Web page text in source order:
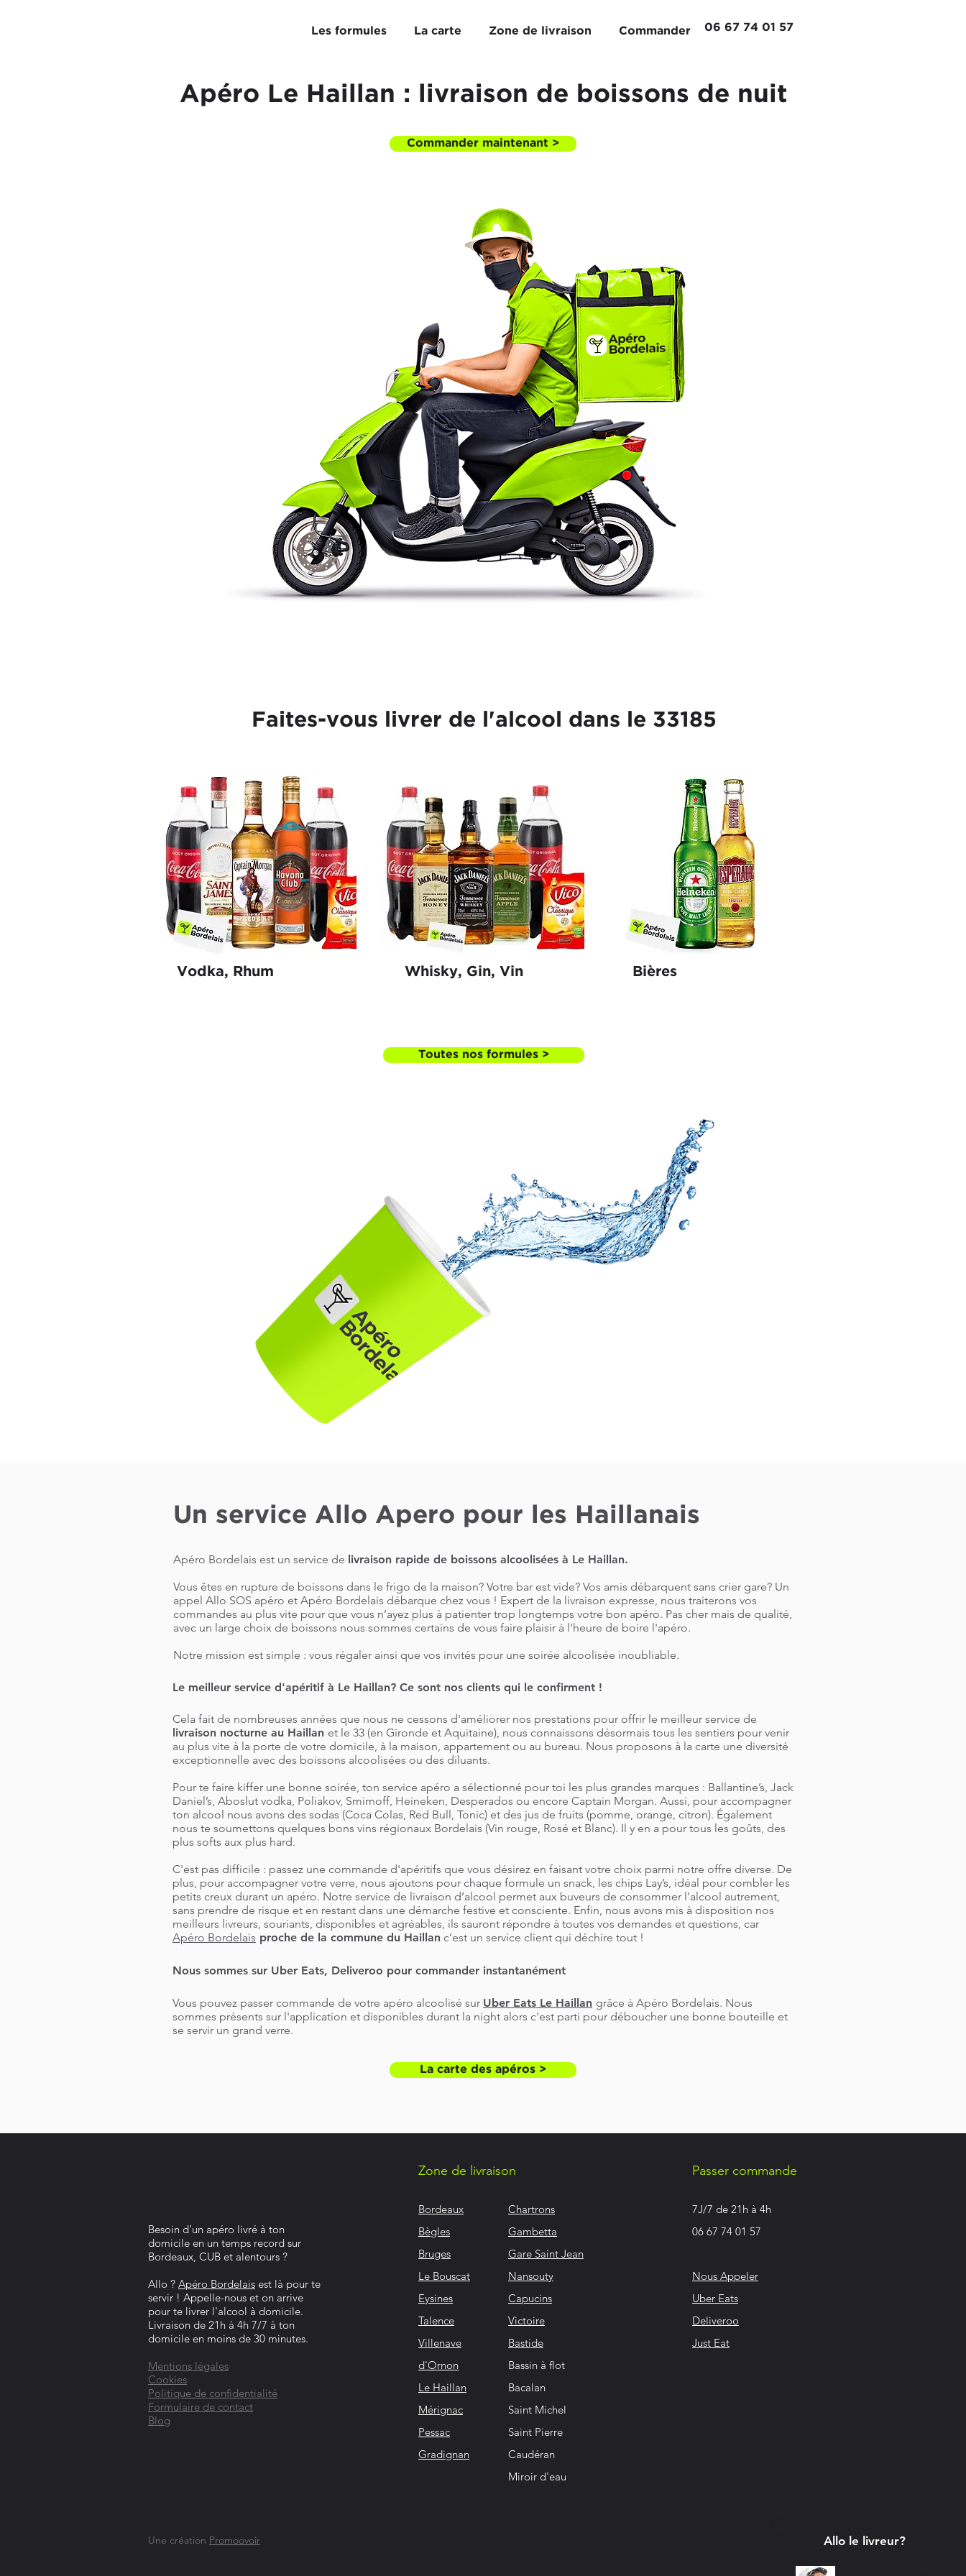
Les formules La carte Zone de livraison Commander 06 67 74 01 57
Apéro Le Haillan : livraison de boissons de nuit
Commander maintenant >
Faites-vous livrer de l'alcool dans le 33185
Vodka, Rhum Whisky, Gin, Vin Bières
Toutes nos formules >
Un service Allo Apero pour les Haillanais
Apéro Bordelais est un service de livraison rapide de boissons alcoolisées à Le Haillan.
Vous êtes en rupture de boissons dans le frigo de la maison? Votre bar est vide? Vos amis débarquent sans crier gare? Un
appel Allo SOS apéro et Apéro Bordelais débarque chez vous ! Expert de la livraison expresse, nous traiterons vos
commandes au plus vite pour que vous n’ayez plus à patienter trop longtemps votre bon apéro. Pas cher mais de qualité,
avec un large choix de boissons nous sommes certains de vous faire plaisir à l'heure de boire l'apéro.
Notre mission est simple : vous régaler ainsi que vos invités pour une soirée alcoolisée inoubliable.
Le meilleur service d'apéritif à Le Haillan? Ce sont nos clients qui le confirment !
Cela fait de nombreuses années que nous ne cessons d'améliorer nos prestations pour offrir le meilleur service de
livraison nocturne au Haillan et le 33 (en Gironde et Aquitaine), nous connaissons désormais tous les sentiers pour venir
au plus vite à la porte de votre domicile, à la maison, appartement ou au bureau. Nous proposons à la carte une diversité
exceptionnelle avec des boissons alcoolisées ou des diluants.
Pour te faire kiffer une bonne soirée, ton service apéro a sélectionné pour toi les plus grandes marques : Ballantine’s, Jack
Daniel’s, Aboslut vodka, Poliakov, Smirnoff, Heineken, Desperados ou encore Captain Morgan. Aussi, pour accompagner
ton alcool nous avons des sodas (Coca Colas, Red Bull, Tonic) et des jus de fruits (pomme, orange, citron). Également
nous te soumettons quelques bons vins régionaux Bordelais (Vin rouge, Rosé et Blanc). Il y en a pour tous les goûts, des
plus softs aux plus hard.
C'est pas difficile : passez une commande d'apéritifs que vous désirez en faisant votre choix parmi notre offre diverse. De
plus, pour accompagner votre verre, nous ajoutons pour chaque formule un snack, les chips Lay’s, idéal pour combler les
petits creux durant un apéro. Notre service de livraison d’alcool permet aux buveurs de consommer l’alcool autrement,
sans prendre de risque et en restant dans une démarche festive et consciente. Enfin, nous avons mis à disposition nos
meilleurs livreurs, souriants, disponibles et agréables, ils sauront répondre à toutes vos demandes et questions, car
Apéro Bordelais proche de la commune du Haillan c’est un service client qui déchire tout !
Nous sommes sur Uber Eats, Deliveroo pour commander instantanément
Vous pouvez passer commande de votre apéro alcoolisé sur Uber Eats Le Haillan grâce à Apéro Bordelais. Nous
sommes présents sur l'application et disponibles durant la night alors c'est parti pour déboucher une bonne bouteille et
se servir un grand verre.
La carte des apéros >
Allo le livreur?
Besoin d’un apéro livré à ton
domicile en un temps record sur
Bordeaux, CUB et alentours ?
Allo ? Apéro Bordelais est là pour te
servir ! Appelle-nous et on arrive
pour te livrer l'alcool à domicile.
Livraison de 21h à 4h 7/7 à ton
domicile en moins de 30 minutes.
Mentions légales
Cookies
Politique de confidentialité
Formulaire de contact
Blog
Zone de livraison
Bordeaux
Bègles
Bruges
Le Bouscat
Eysines
Talence
Villenave
d'Ornon
Le Haillan
Mérignac
Pessac
Gradignan
Chartrons
Gambetta
Gare Saint Jean
Nansouty
Capucins
Victoire
Bastide
Bassin à flot
Bacalan
Saint Michel
Saint Pierre
Caudéran
Miroir d'eau
Passer commande
7J/7 de 21h à 4h
06 67 74 01 57
Nous Appeler
Uber Eats
Deliveroo
Just Eat
Une création Promoovoir